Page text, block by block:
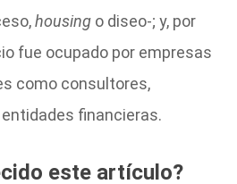
housingo diseo-; y, por
fue ocupado por empresas
como consultores,
financieras.
este artículo?